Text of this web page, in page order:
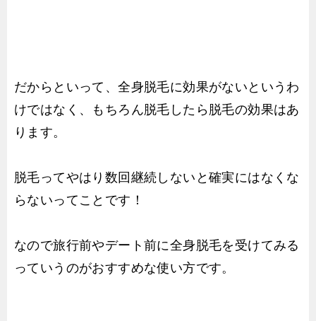
だからといって、全身脱毛に効果がないというわ
けではなく、もちろん脱毛したら脱毛の効果はあ
ります。
脱毛ってやはり数回継続しないと確実にはなくな
らないってことです！
なので旅行前やデート前に全身脱毛を受けてみる
っていうのがおすすめな使い方です。